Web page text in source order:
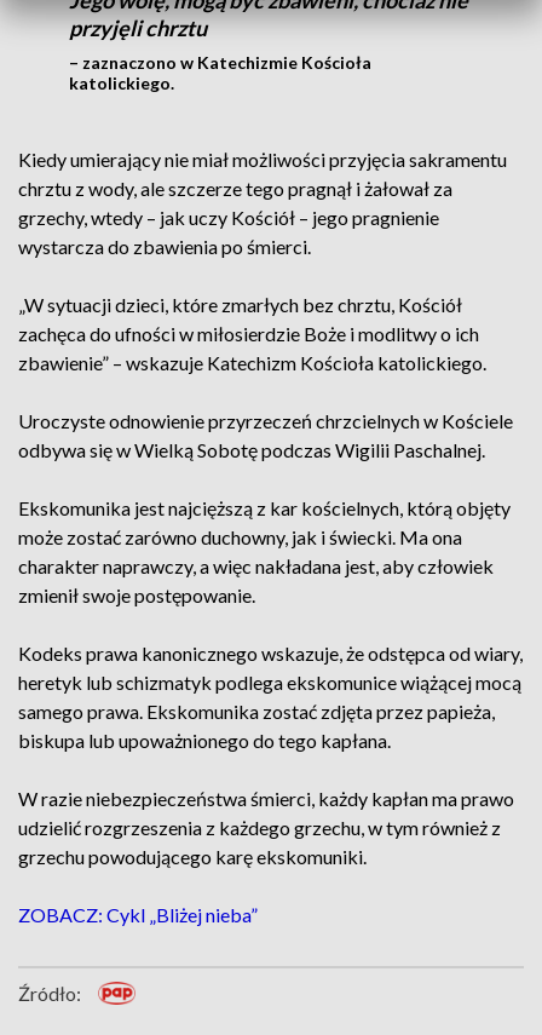
przyjęli chrztu
– zaznaczono w Katechizmie Kościoła
katolickiego.
Kiedy umierający nie miał możliwości przyjęcia sakramentu
chrztu z wody, ale szczerze tego pragnął i żałował za
grzechy, wtedy – jak uczy Kościół – jego pragnienie
wystarcza do zbawienia po śmierci.
„W sytuacji dzieci, które zmarłych bez chrztu, Kościół
zachęca do ufności w miłosierdzie Boże i modlitwy o ich
zbawienie” – wskazuje Katechizm Kościoła katolickiego.
Uroczyste odnowienie przyrzeczeń chrzcielnych w Kościele
odbywa się w Wielką Sobotę podczas Wigilii Paschalnej.
Ekskomunika jest najcięższą z kar kościelnych, którą objęty
może zostać zarówno duchowny, jak i świecki. Ma ona
charakter naprawczy, a więc nakładana jest, aby człowiek
zmienił swoje postępowanie.
Kodeks prawa kanonicznego wskazuje, że odstępca od wiary,
heretyk lub schizmatyk podlega ekskomunice wiążącej mocą
samego prawa. Ekskomunika zostać zdjęta przez papieża,
biskupa lub upoważnionego do tego kapłana.
W razie niebezpieczeństwa śmierci, każdy kapłan ma prawo
udzielić rozgrzeszenia z każdego grzechu, w tym również z
grzechu powodującego karę ekskomuniki.
ZOBACZ: Cykl „Bliżej nieba”
Źródło: